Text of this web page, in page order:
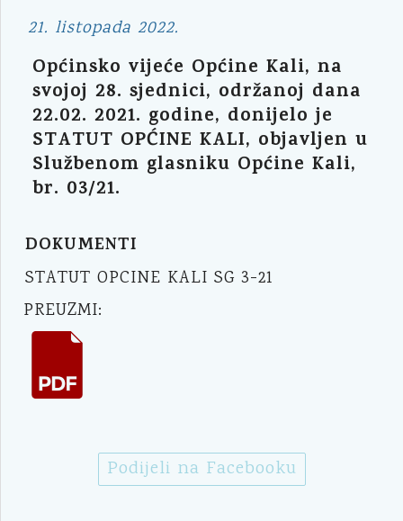
21. listopada 2022.
Općinsko vijeće Općine Kali, na
svojoj 28. sjednici, održanoj dana
22.02. 2021. godine, donijelo je
STATUT OPĆINE KALI, objavljen u
Službenom glasniku Općine Kali,
br. 03/21.
DOKUMENTI
STATUT OPCINE KALI SG 3-21
PREUZMI:
Podijeli na Facebooku